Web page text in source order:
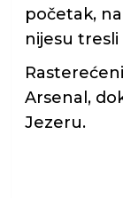
početak,
nijesu
Arsenal,
Jezeru.